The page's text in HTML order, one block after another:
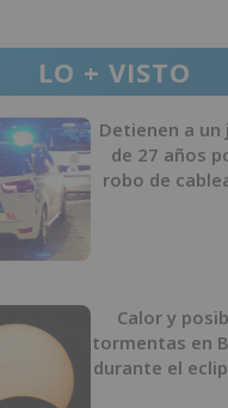
LO + VISTO
Detienen a un
de 27 años
robo de
Calor y
tormentas en
durante el